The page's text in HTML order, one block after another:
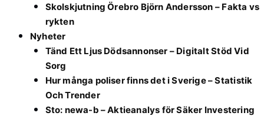
Skolskjutning Örebro Björn Andersson – Fakta vs
rykten
Nyheter
Tänd Ett Ljus Dödsannonser – Digitalt Stöd Vid
Sorg
Hur många poliser finns det i Sverige – Statistik
Och Trender
Sto: newa-b – Aktieanalys för Säker Investering